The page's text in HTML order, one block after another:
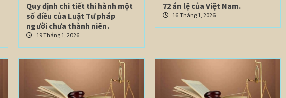
Quy định chi tiết thi hành một
số điều của Luật Tư pháp
người chưa thành niên.
19 Tháng 1, 2026
72 án lệ của Việt Nam.
16 Tháng 1, 2026